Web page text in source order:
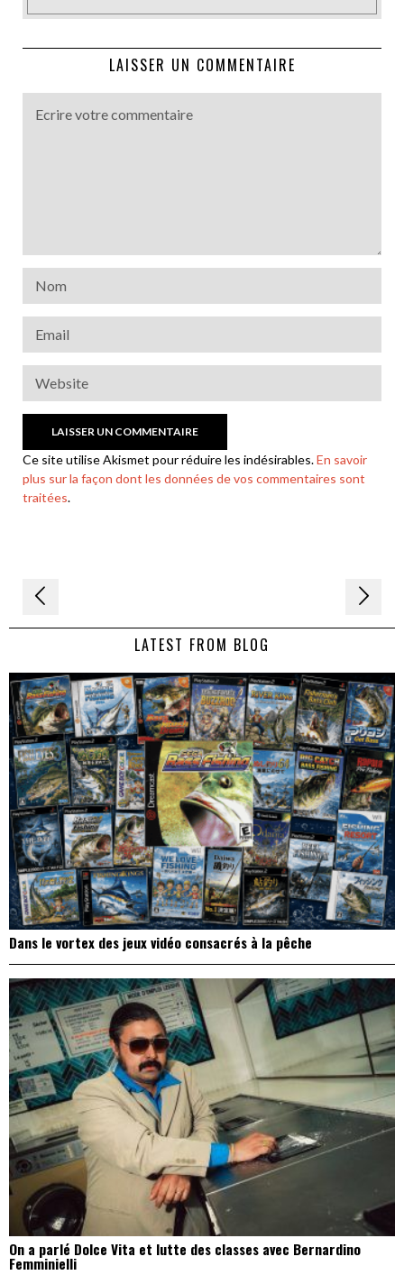
LAISSER UN COMMENTAIRE
Ce site utilise Akismet pour réduire les indésirables.En savoir
plus sur la façon dont les données de vos commentaires sont
traitées.
Navigation
de LATEST FROM BLOG
Dans le vortex des jeux vidéo consacrés à la pêche
On a parlé Dolce Vita et lutte des classes avec Bernardino
Femminielli